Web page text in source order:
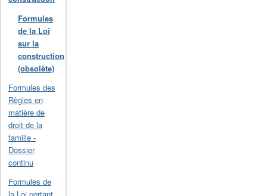
Formules
de la Loi
sur la
construction
(obsolète)
Formules des
Règles en
matière de
droit de la
famille -
Dossier
continu
Formules de